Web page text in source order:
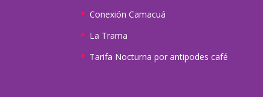
Conexión Camacuá
La Trama
Tarifa Nocturna por antipodes café